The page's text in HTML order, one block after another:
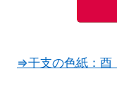
⇒干支の色紙：酉